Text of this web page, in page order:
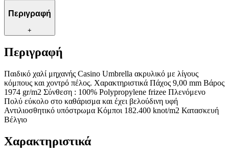
Περιγραφή
+
Περιγραφή
Παιδικό χαλί μηχανής Casino Umbrella ακρυλικό με λίγους
κόμπους και χοντρό πέλος. Χαρακτηριστικά Πάχος 9,00 mm Βάρος
1974 gr/m2 Σύνθεση : 100% Polypropylene frizee Πλενόμενο
Πολύ εύκολο στο καθάρισμα και έχει βελούδινη υφή
Αντιλιοσθητικό υπόστρωμα Κόμποι 182.400 knot/m2 Κατασκευή
Βέλγιο
Χαρακτηριστικά